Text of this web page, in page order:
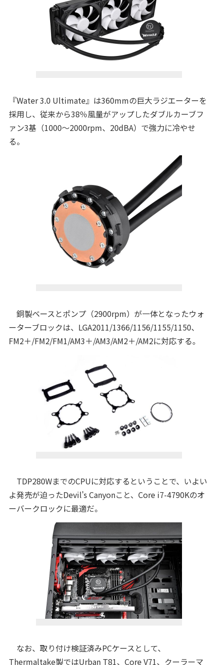
『Water 3.0 Ultimate』は360mmの巨大ラジエーターを
採用し、従来から38％風量がアップしたダブルカーブフ
ァン3基（1000～2000rpm、20dBA）で強力に冷やせ
る。
銅製ベースとポンプ（2900rpm）が一体となったウォ
ーターブロックは、LGA2011/1366/1156/1155/1150、
FM2＋/FM2/FM1/AM3＋/AM3/AM2＋/AM2に対応する。
TDP280WまでのCPUに対応するということで、いよい
よ発売が迫ったDevil's Canyonこと、Core i7-4790Kのオ
ーバークロックに最適だ。
なお、取り付け検証済みPCケースとして、
Thermaltake製ではUrban T81、Core V71、クーラーマ